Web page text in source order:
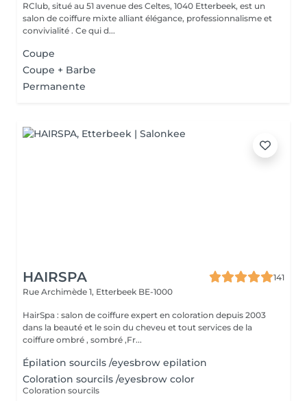
RClub, situé au 51 avenue des Celtes, 1040 Etterbeek, est un
salon de coiffure mixte alliant élégance, professionnalisme et
convivialité . Ce qui d...
Coupe
Coupe + Barbe
Permanente
HAIRSPA
141
Rue Archimède 1, Etterbeek BE-1000
HairSpa : salon de coiffure expert en coloration depuis 2003
dans la beauté et le soin du cheveu et tout services de la
coiffure ombré , sombré ,Fr...
Épilation sourcils /eyesbrow epilation
Coloration sourcils /eyesbrow color
Coloration sourcils